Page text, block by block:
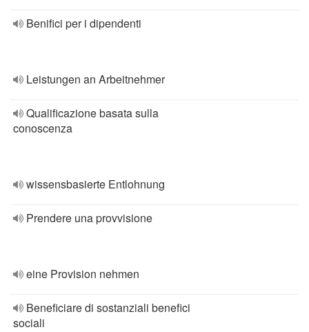
Benifici per i dipendenti
Leistungen an Arbeitnehmer
Qualificazione basata sulla
conoscenza
wissensbasierte Entlohnung
Prendere una provvisione
eine Provision nehmen
Beneficiare di sostanziali benefici
sociali